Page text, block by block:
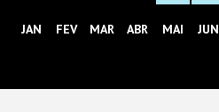
JAN FEV MAR ABR MAI JUN